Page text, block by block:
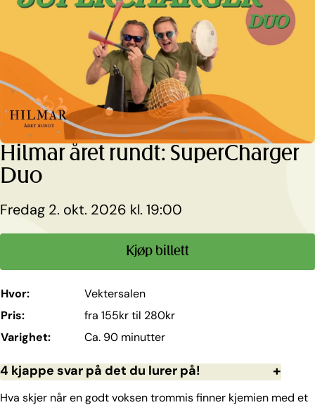
Hopp
Hilmar året rundt: SuperCharger
Duo
Fredag 2. okt. 2026 kl. 19:00
Kjøp billett
Hvor:
Vektersalen
Pris:
fra 155kr til 280kr
Varighet:
Ca. 90 minutter
4 kjappe svar på det du lurer på!
Hva skjer når en godt voksen trommis finner kjemien med et